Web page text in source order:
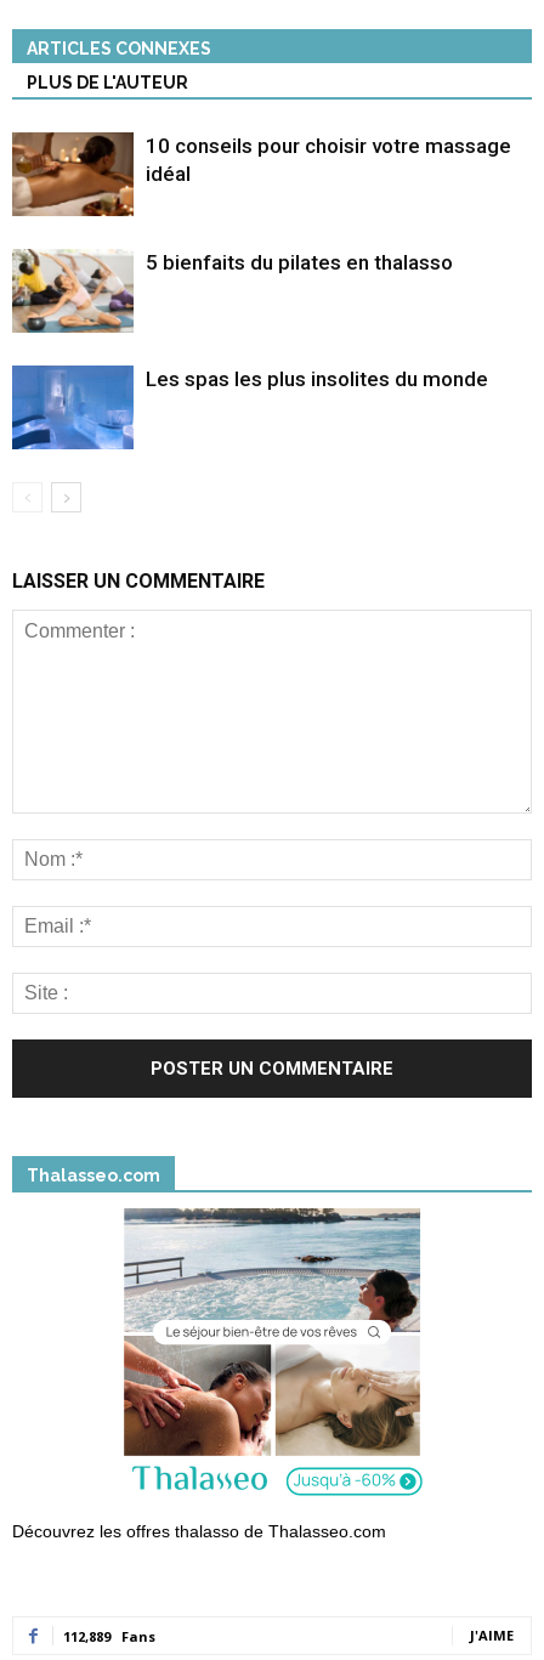
ARTICLES CONNEXES
PLUS DE L'AUTEUR
10 conseils pour choisir votre massage
idéal
5 bienfaits du pilates en thalasso
Les spas les plus insolites du monde
LAISSER UN COMMENTAIRE
Thalasseo.com
Découvrez les offres thalasso de Thalasseo.com
112,889 Fans J'AIME